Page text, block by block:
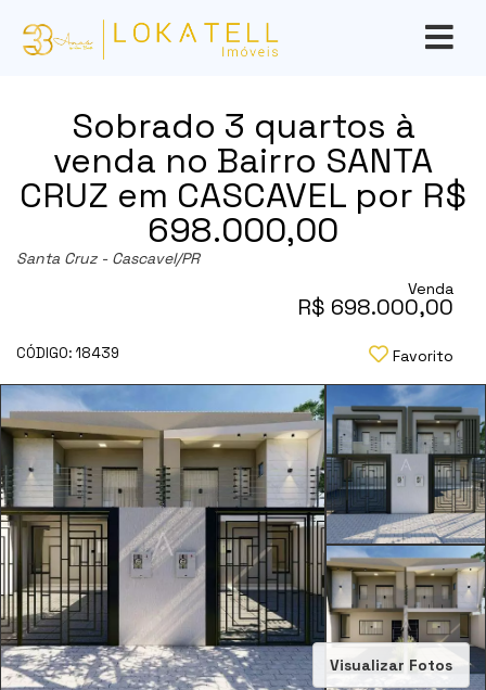
Sobrado 3 quartos à
venda no Bairro SANTA
CRUZ em CASCAVEL por R$
698.000,00
Santa Cruz - Cascavel/PR
Venda
R$ 698.000,00
CÓDIGO: 18439 Favorito
Visualizar Fotos